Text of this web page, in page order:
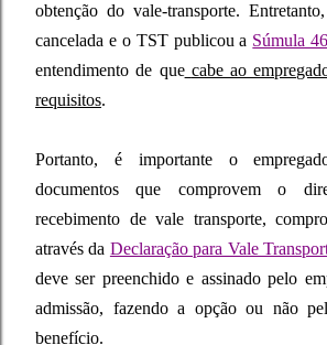
obtenção do vale-transporte.
cancelada e o TST publicou a Súmula
entendimento de que cabe ao
requisitos.
Portanto, é importante o
documentos que comprovem o
recebimento de vale transporte,
através da Declaração para Vale
deve ser preenchido e assinado pelo
admissão, fazendo a opção ou não
benefício.